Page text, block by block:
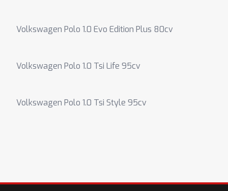
Volkswagen Polo 1.0 Evo Edition Plus 80cv
Volkswagen Polo 1.0 Tsi Life 95cv
Volkswagen Polo 1.0 Tsi Style 95cv